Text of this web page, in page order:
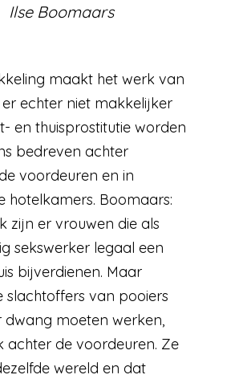
Ilse Boomaars
maakt het werk van
echter niet makkelijker
en thuisprostitutie worden
bedreven achter
voordeuren en in
hotelkamers. Boomaars:
zijn er vrouwen die als
sekswerker legaal een
bijverdienen. Maar
slachtoffers van pooiers
dwang moeten werken,
achter de voordeuren. Ze
wereld en dat